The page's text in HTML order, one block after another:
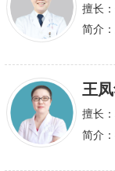
擅长
膜异
卵管
不孕
简介
王
擅长
管积
简介